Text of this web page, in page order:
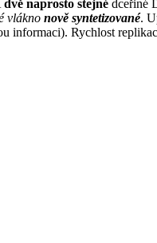
dvě naprosto stejné dceřiné
vlákno nově syntetizované.
informaci). Rychlost